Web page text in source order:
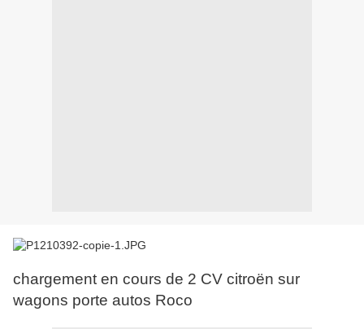
chargement en cours de 2 CV citroën sur
wagons porte autos Roco